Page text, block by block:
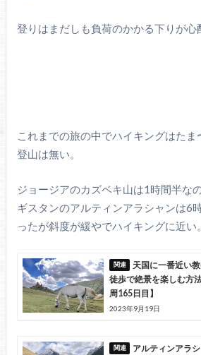
登りはまだしも負荷のかかる下りが心
これまでの旅の中でハイキングはたま
登山は無い。
ジョージアのカズベキ山は1時間半な
ギスタンのアルティンアラシャンは6
ったが斜度が緩やでハイキングに近い。
天国に一番近い
徒歩で絶景を楽しむ方
周165日目】
2023年9月19日
アルティンアラ